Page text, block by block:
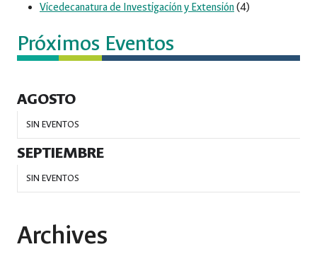
Vicedecanatura de Investigación y Extensión(4)
Próximos Eventos
AGOSTO
SIN EVENTOS
SEPTIEMBRE
SIN EVENTOS
Archives